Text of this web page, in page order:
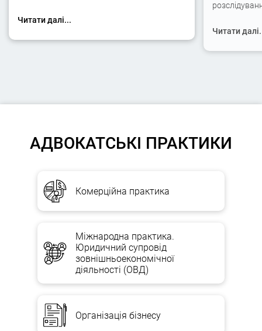
Читати далі...
Читати
АДВОКАТСЬКІ ПРАКТИКИ
Комерційна практика
Міжнародна практика.
Юридичний супровід
зовнішньоекономічної
діяльності (ОВД)
Організація бізнесу